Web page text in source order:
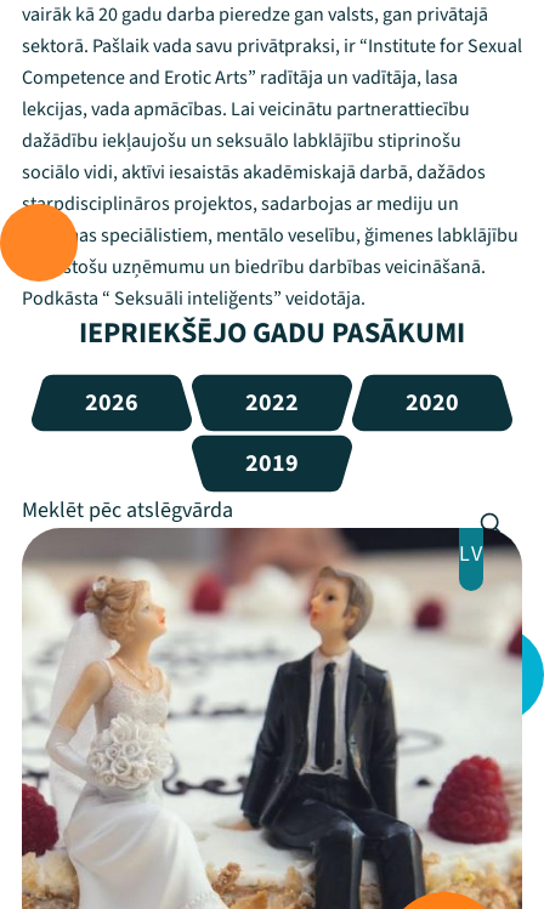
vairāk kā 20 gadu darba pieredze gan valsts, gan privātajā
sektorā. Pašlaik vada savu privātpraksi, ir “Institute for Sexual
Competence and Erotic Arts” radītāja un vadītāja, lasa
lekcijas, vada apmācības. Lai veicinātu partnerattiecību
dažādību iekļaujošu un seksuālo labklājību stiprinošu
sociālo vidi, aktīvi iesaistās akadēmiskajā darbā, dažādos
starpdisciplināros projektos, sadarbojas ar mediju un
reklāmas speciālistiem, mentālo veselību, ğimenes labklājību
atbalstošu uzņēmumu un biedrību darbības veicināšanā.
Podkāsta “ Seksuāli inteliğents” veidotāja.
IEPRIEKŠĒJO GADU PASĀKUMI
2026 2022
2020
2019
LV